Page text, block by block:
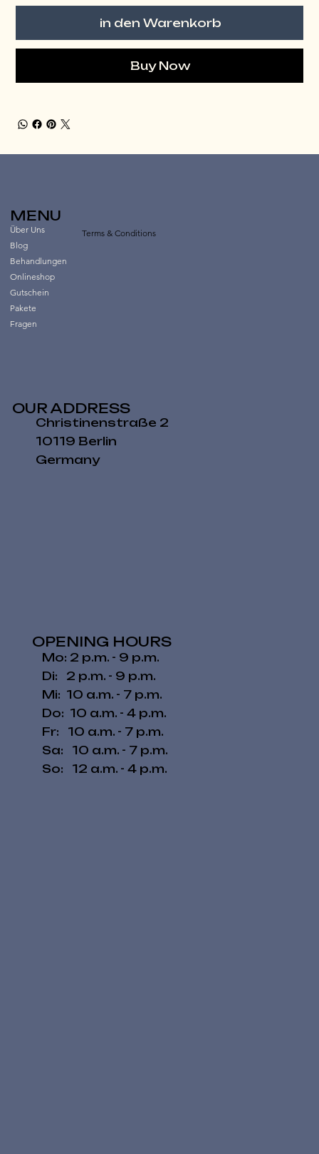
in den Warenkorb
Buy Now
MENU
Über Uns
Blog
Behandlungen
Onlineshop
Gutschein
Pakete
Fragen
Terms & Conditions
OUR ADDRESS
Christinenstraße 2
10119 Berlin
Germany
OPENING HOURS
Mo: 2 p.m. - 9 p.m.
Di: 2 p.m. - 9 p.m.
Mi: 10 a.m. - 7 p.m.
Do: 10 a.m. - 4 p.m.
Fr: 10 a.m. - 7 p.m.
​​Sa: 10 a.m. - 7 p.m.
​So: 12 a.m. - 4 p.m.